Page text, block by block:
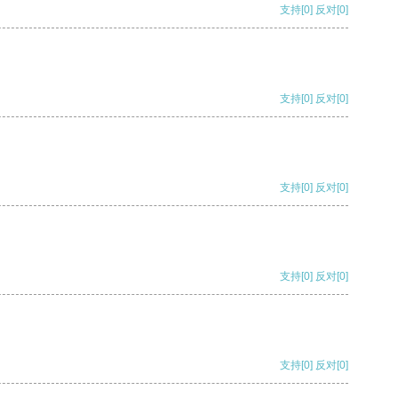
支持[0] 反对[0]
支持[0] 反对[0]
支持[0] 反对[0]
支持[0] 反对[0]
支持[0] 反对[0]